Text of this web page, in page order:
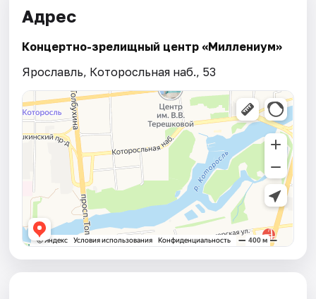
Адрес
Концертно-зрелищный центр «Миллениум»
Ярославль, Которосльная наб., 53